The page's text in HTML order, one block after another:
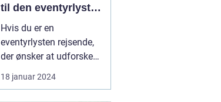
til den eventyrlystne
rejsende
Hvis du er en
eventyrlysten rejsende,
der ønsker at udforske
en ekstraordinær
destination med en rig
18 januar 2024